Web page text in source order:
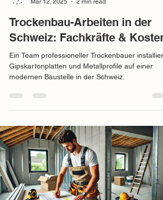
Trockenbau-Arbeiten in der
Schweiz: Fachkräfte & Kosten
Ein Team professioneller Trockenbauer installiert
Gipskartonplatten und Metallprofile auf einer
modernen Baustelle in der Schweiz.